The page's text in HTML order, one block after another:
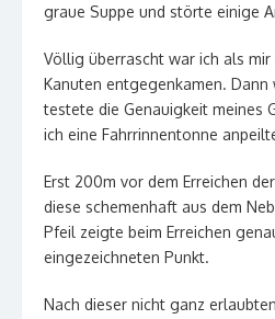
graue Suppe und störte einige
Völlig überrascht war ich als
Kanuten entgegenkamen.
testete die Genauigkeit meines
ich eine Fahrrinnentonne
Erst 200m vor dem Erreichen
diese schemenhaft aus dem
Pfeil zeigte beim Erreichen
eingezeichneten Punkt.
Nach dieser nicht ganz